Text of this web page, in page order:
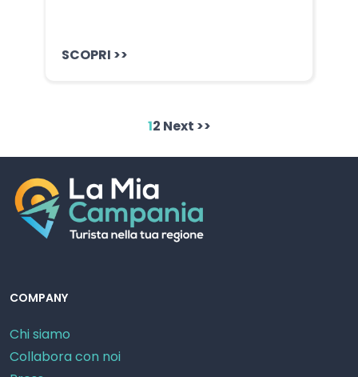
SCOPRI >>
12 Next >>
COMPANY
Chi siamo
Collabora con noi